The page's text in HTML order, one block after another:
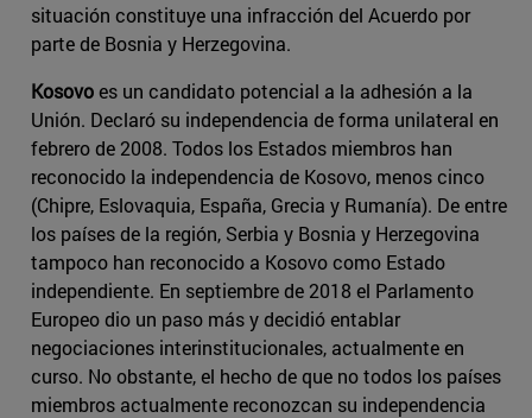
situación constituye una infracción del Acuerdo por
parte de Bosnia y Herzegovina.
Kosovoes un candidato potencial a la adhesión a la
Unión. Declaró su independencia de forma unilateral en
febrero de 2008. Todos los Estados miembros han
reconocido la independencia de Kosovo, menos cinco
(Chipre, Eslovaquia, España, Grecia y Rumanía). De entre
los países de la región, Serbia y Bosnia y Herzegovina
tampoco han reconocido a Kosovo como Estado
independiente. En septiembre de 2018 el Parlamento
Europeo dio un paso más y decidió entablar
negociaciones interinstitucionales, actualmente en
curso. No obstante, el hecho de que no todos los países
miembros actualmente reconozcan su independencia